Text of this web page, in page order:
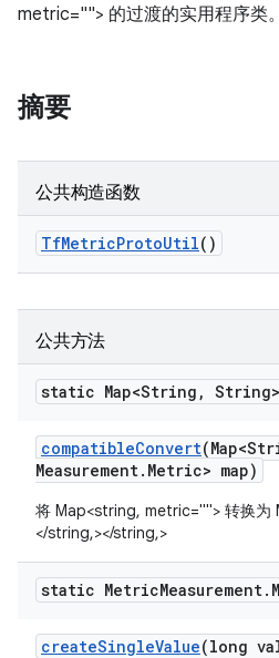
metric=""> 的过渡的实用程序类
摘要
公共构造函数
TfMetricProtoUtil()
公共方法
static Map<String , String>
compatibleConvert
Measurement. Metric> map)
将 Map<string, metric=""> 转换为
</string,></string,>
static MetricMeasurement.
createSingleValue(long